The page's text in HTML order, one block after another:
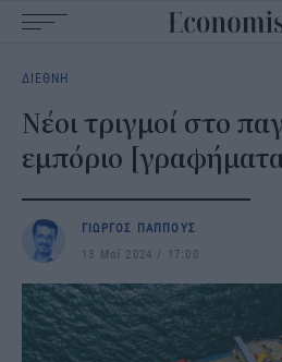
navigation
ΔΙΕΘΝΗ
Νέοι τριγμοί στο
εμπόριο
ΓΙΩΡΓΟΣ ΠΑΠΠΟΥΣ
13 Μαΐ 2024
17:00